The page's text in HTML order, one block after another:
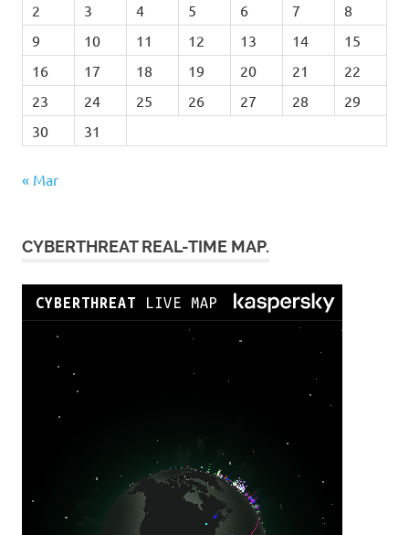
2
3 4 5 6 7
8
9
10 11 12 13 14
15
16
17 18 19 20 21
22
23
24 25 26 27 28
29
30
31
« Mar
CYBERTHREAT REAL-TIME MAP.